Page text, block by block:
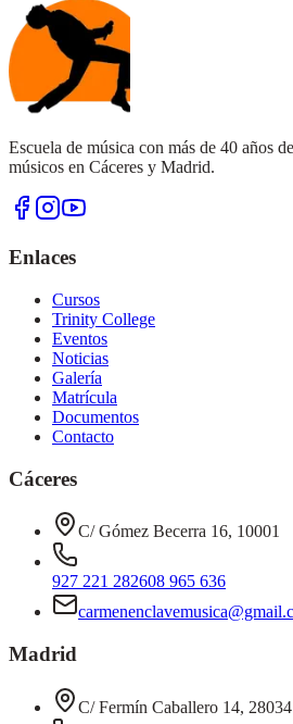
Escuela de música con más de 40 años
músicos en Cáceres y Madrid.
Enlaces
Cursos
Trinity College
Eventos
Noticias
Galería
Matrícula
Documentos
Contacto
Cáceres
C/ Gómez Becerra 16, 10001
927 221 282608 965 636
Madrid
C/ Fermín Caballero 14, 28034